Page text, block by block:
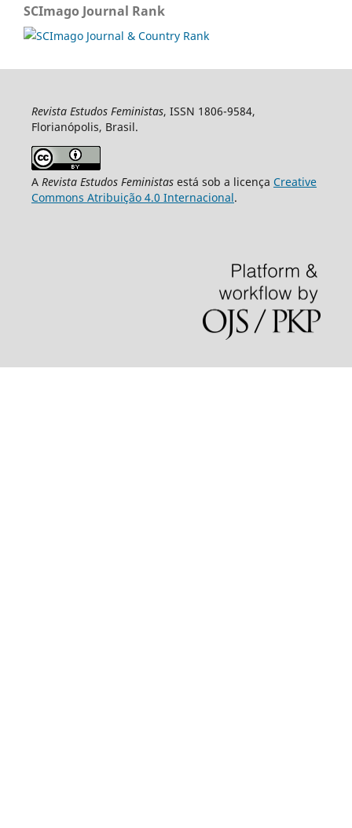
SCImago Journal Rank
Revista Estudos Feministas, ISSN 1806-9584,
Florianópolis, Brasil.
A Revista Estudos Feministasestá sob a licença Creative
Commons Atribuição 4.0 Internacional.